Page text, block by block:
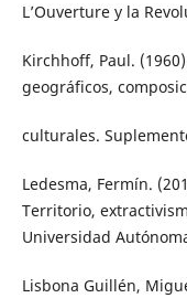
L’Ouverture y la
Kirchhoff, Paul.
geográficos,
culturales.
Ledesma, Fermín.
Territorio,
Universidad
Lisbona Guillén,